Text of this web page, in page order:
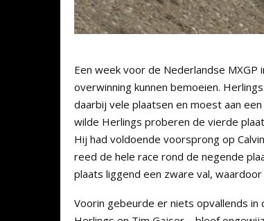
Een week voor de Nederlandse
overwinning kunnen bemoeien.
daarbij vele plaatsen en moest aan
wilde Herlings proberen de vierde
Hij had voldoende voorsprong op
reed de hele race rond de negende
plaats liggend een zware val,
Voorin gebeurde er niets opvallends